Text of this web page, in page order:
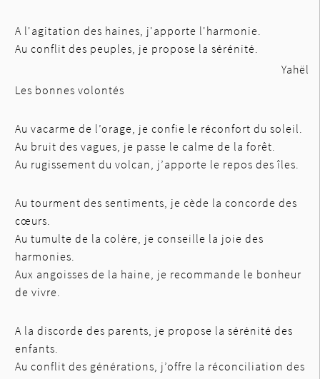
A l'agitation des haines, j'apporte l'harmonie.
Au conflit des peuples, je propose la sérénité.
Yahël
Les bonnes volontés
Au vacarme de l’orage, je confie le réconfort du soleil.
Au bruit des vagues, je passe le calme de la forêt.
Au rugissement du volcan, j’apporte le repos des îles.
Au tourment des sentiments, je cède la concorde des
cœurs.
Au tumulte de la colère, je conseille la joie des
harmonies.
Aux angoisses de la haine, je recommande le bonheur
de vivre.
A la discorde des parents, je propose la sérénité des
enfants.
Au conflit des générations, j’offre la réconciliation des